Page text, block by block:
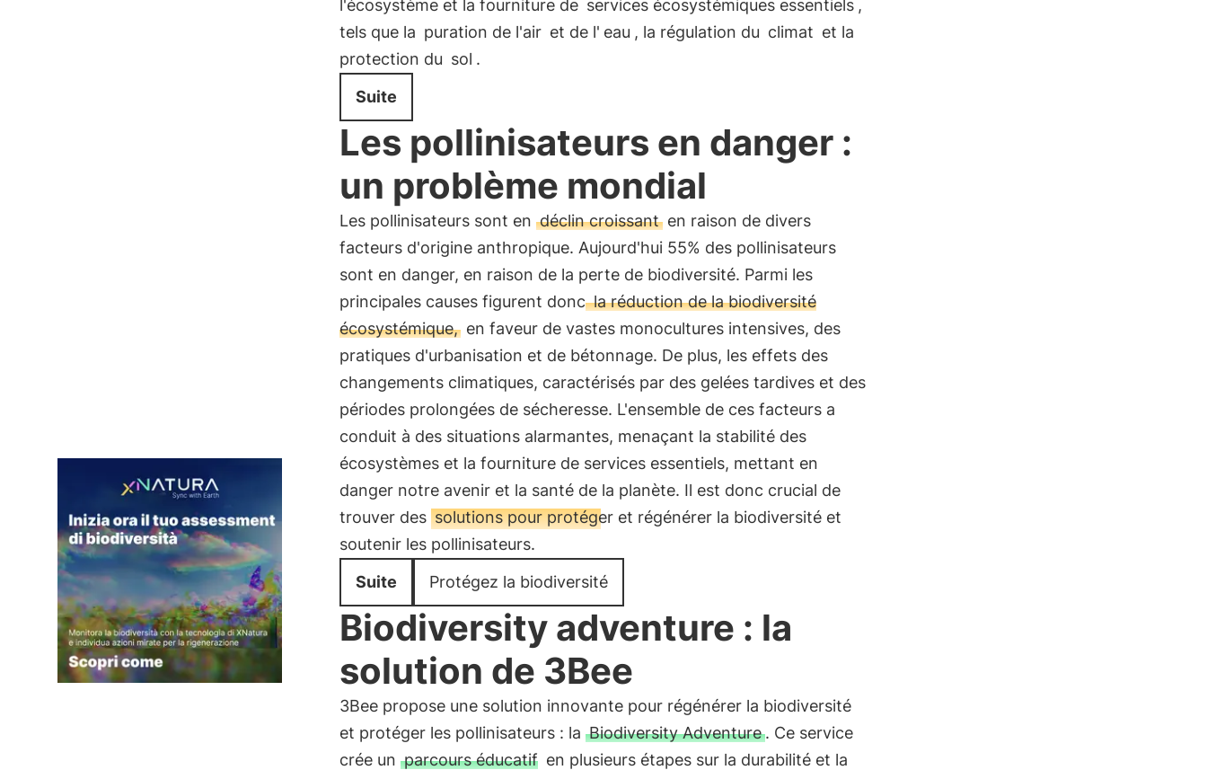
l'écosystème et la fourniture de services écosystémiques essentiels ,
tels que la puration de l'air et de l' eau , la régulation du climat et la
protection du sol .
Suite
Les pollinisateurs en danger :
un problème mondial
Les pollinisateurs sont en déclin croissanten raison de divers
facteurs d'origine anthropique. Aujourd'hui 55% des pollinisateurs
sont en danger, en raison de la perte de biodiversité. Parmi les
principales causes figurent donc la réduction de la biodiversité
écosystémique, en faveur de vastes monocultures intensives, des
pratiques d'urbanisation et de bétonnage. De plus, les effets des
changements climatiques, caractérisés par des gelées tardives et des
périodes prolongées de sécheresse. L'ensemble de ces facteurs a
conduit à des situations alarmantes, menaçant la stabilité des
écosystèmes et la fourniture de services essentiels, mettant en
danger notre avenir et la santé de la planète. Il est donc crucial de
trouver des solutions pour protéger et régénérer la biodiversité et
soutenir les pollinisateurs.
Suite
Protégez la biodiversité
Biodiversity adventure : la
solution de 3Bee
3Bee propose une solution innovante pour régénérer la biodiversité
et protéger les pollinisateurs : la Biodiversity Adventure. Ce service
crée un parcours éducatif en plusieurs étapes sur la durabilité et la